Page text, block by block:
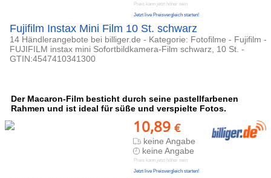
Preis kann jetzt höher sein
Jetzt live Preisvergleich starten!
Fujifilm Instax Mini Film 10 St. schwarz
14 Händlerangebote bei billiger.de - Kategorie: Fotofilme - Fujifilm -
FUJIFILM instax mini Sofortbildkamera-Film schwarz, 10 St. -
GTIN:4547410341300
Der Macaron-Film besticht durch seine pastellfarbenen
Rahmen und ist ideal für süße und verspielte Fotos.
10,89 €
keine Angabe
keine Angabe
Preis kann jetzt höher sein
Jetzt live Preisvergleich starten!